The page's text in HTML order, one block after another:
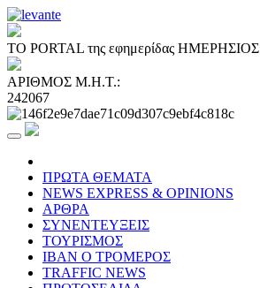
ΤΟ PORTAL της εφημερίδας ΗΜΕΡΗΣΙΟΣ
ΑΡΙΘΜΟΣ Μ.Η.Τ.:
242067
ΠΡΩΤΑ ΘΕΜΑΤΑ
NEWS EXPRESS & OPINIONS
ΑΡΘΡΑ
ΣΥΝΕΝΤΕΥΞΕΙΣ
ΤΟΥΡΙΣΜΟΣ
ΙΒΑΝ Ο ΤΡΟΜΕΡΟΣ
TRAFFIC NEWS